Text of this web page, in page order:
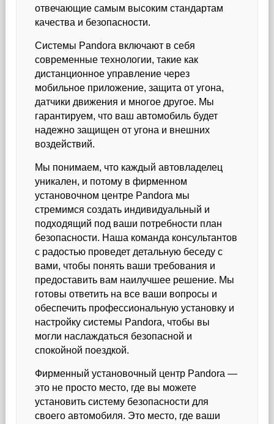
отвечающие самым высоким стандартам
качества и безопасности.
Системы Pandora включают в себя
современные технологии, такие как
дистанционное управление через
мобильное приложение, защита от угона,
датчики движения и многое другое. Мы
гарантируем, что ваш автомобиль будет
надежно защищен от угона и внешних
воздействий.
Мы понимаем, что каждый автовладелец
уникален, и потому в фирменном
установочном центре Pandora мы
стремимся создать индивидуальный и
подходящий под ваши потребности план
безопасности. Наша команда консультантов
с радостью проведет детальную беседу с
вами, чтобы понять ваши требования и
предоставить вам наилучшее решение. Мы
готовы ответить на все ваши вопросы и
обеспечить профессиональную установку и
настройку системы Pandora, чтобы вы
могли наслаждаться безопасной и
спокойной поездкой.
Фирменный установочный центр Pandora —
это не просто место, где вы можете
установить систему безопасности для
своего автомобиля. Это место, где ваши